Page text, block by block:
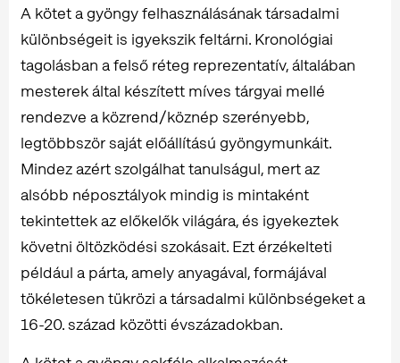
A kötet a gyöngy felhasználásának társadalmi
különbségeit is igyekszik feltárni. Kronológiai
tagolásban a felső réteg reprezentatív, általában
mesterek által készített míves tárgyai mellé
rendezve a közrend/köznép szerényebb,
legtöbbször saját előállítású gyöngymunkáit.
Mindez azért szolgálhat tanulságul, mert az
alsóbb néposztályok mindig is mintaként
tekintettek az előkelők világára, és igyekeztek
követni öltözködési szokásait. Ezt érzékelteti
például a párta, amely anyagával, formájával
tökéletesen tükrözi a társadalmi különbségeket a
16-20. század közötti évszázadokban.